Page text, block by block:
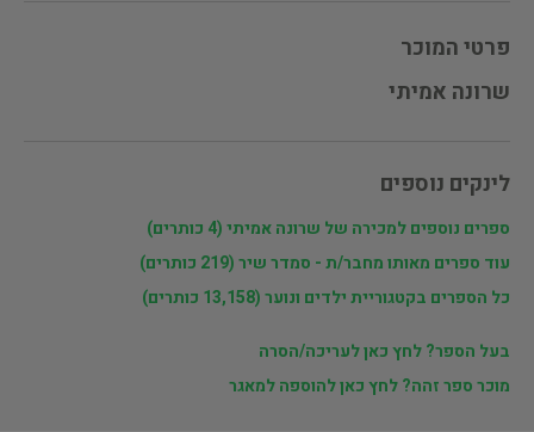
פרטי המוכר
שרונה אמיתי
לינקים נוספים
ספרים נוספים למכירה של שרונה אמיתי (4 כותרים)
עוד ספרים מאותו מחבר/ת - סמדר שיר (219 כותרים)
כל הספרים בקטגוריית ילדים ונוער (13,158 כותרים)
בעל הספר? לחץ כאן לעריכה/הסרה
מוכר ספר זהה? לחץ כאן להוספה למאגר